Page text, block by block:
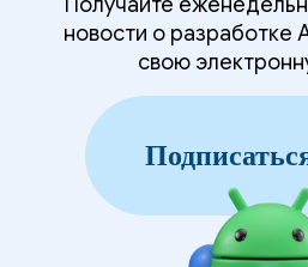
новости о разработке
свою